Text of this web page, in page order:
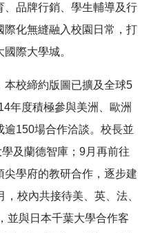
品牌行銷、學生輔導及行
化無縫融入校園日常，打
際大學城。
本校締約版圖已擴及全球5
年度積極參與美洲、歐洲
150場合作洽談。校長並
及蘭德智庫；9月再前往
學府的教研合作，逐步建
校內共接待美、英、法、
並與日本千葉大學合作客